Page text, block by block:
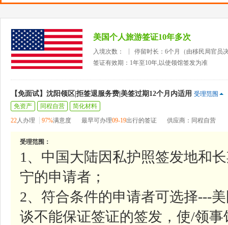
美国个人旅游签证10年多次
入境次数：
停留时长：6个月（由移民局官员
签证有效期：1年至10年,以使领馆签发为准
【免面试】沈阳领区|拒签退服务费|美签过期12个月内适用 受理范围
免资产
同程自营
简化材料
22人办理 97%满意度 最早可办理09-19出行的签证 供应商：同程自营
受理范围：
1、中国大陆因私护照签发地和
宁的申请者；
2、符合条件的申请者可选择---
谈不能保证签证的签发，使/领